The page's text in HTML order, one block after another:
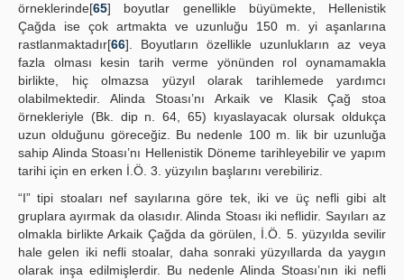
örneklerinde[65] boyutlar genellikle büyümekte, Hellenistik
Çağda ise çok artmakta ve uzunluğu 150 m. yi aşanlarına
rastlanmaktadır[66]. Boyutların özellikle uzunlukların az veya
fazla olması kesin tarih verme yönünden rol oynamamakla
birlikte, hiç olmazsa yüzyıl olarak tarihlemede yardımcı
olabilmektedir. Alinda Stoası’nı Arkaik ve Klasik Çağ stoa
örnekleriyle (Bk. dip n. 64, 65) kıyaslayacak olursak oldukça
uzun olduğunu göreceğiz. Bu nedenle 100 m. lik bir uzunluğa
sahip Alinda Stoası’nı Hellenistik Döneme tarihleyebilir ve yapım
tarihi için en erken İ.Ö. 3. yüzyılın başlarını verebiliriz.
“I” tipi stoaları nef sayılarına göre tek, iki ve üç nefli gibi alt
gruplara ayırmak da olasıdır. Alinda Stoası iki neflidir. Sayıları az
olmakla birlikte Arkaik Çağda da görülen, İ.Ö. 5. yüzyılda sevilir
hale gelen iki nefli stoalar, daha sonraki yüzyıllarda da yaygın
olarak inşa edilmişlerdir. Bu nedenle Alinda Stoası’nın iki nefli